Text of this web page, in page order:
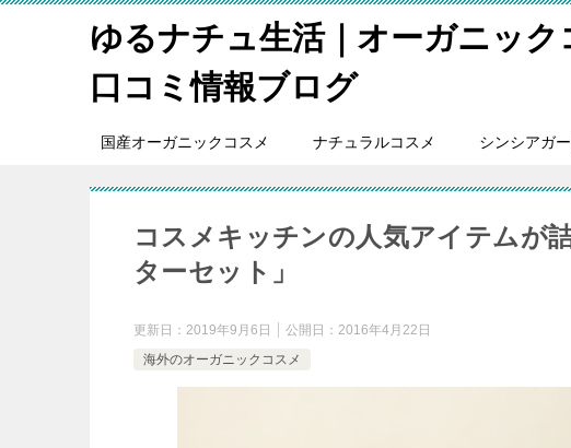
ゆるナチュ生活｜オーガニック
口コミ情報ブログ
国産オーガニックコスメ ナチュラルコスメ シンシアガ
コスメキッチンの人気アイテムが
ターセット」
更新日： 2019年9月6日 公開日： 2016年4月22日
海外のオーガニックコスメ